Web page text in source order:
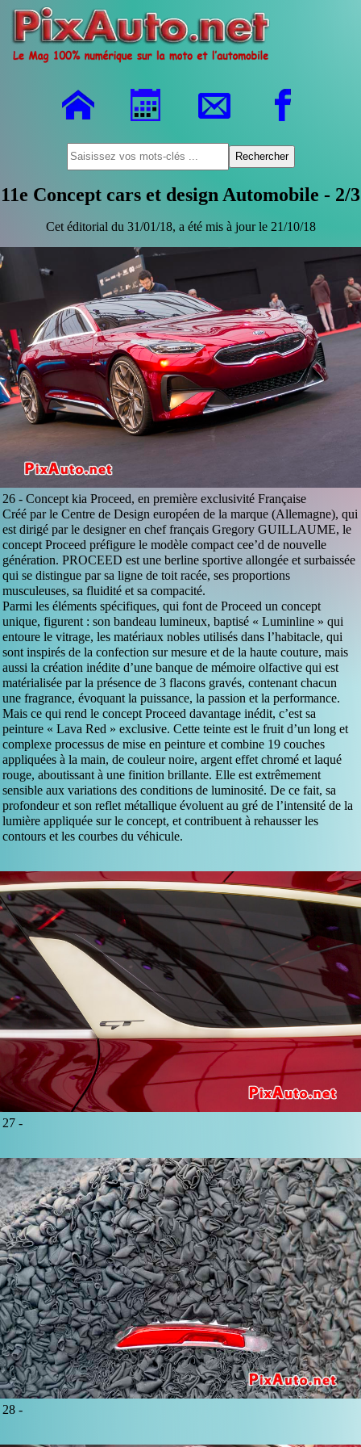
11e Concept cars et design Automobile - 2/3
Cet éditorial du 31/01/18, a été mis à jour le 21/10/18
26 -Concept kia Proceed, en première exclusivité Française
Créé par le Centre de Design européen de la marque (Allemagne), qui
est dirigé par le designer en chef français Gregory GUILLAUME, le
concept Proceed préfigure le modèle compact cee’d de nouvelle
génération. PROCEED est une berline sportive allongée et surbaissée
qui se distingue par sa ligne de toit racée, ses proportions
musculeuses, sa fluidité et sa compacité.
Parmi les éléments spécifiques, qui font de Proceed un concept
unique, figurent : son bandeau lumineux, baptisé « Luminline » qui
entoure le vitrage, les matériaux nobles utilisés dans l’habitacle, qui
sont inspirés de la confection sur mesure et de la haute couture, mais
aussi la création inédite d’une banque de mémoire olfactive qui est
matérialisée par la présence de 3 flacons gravés, contenant chacun
une fragrance, évoquant la puissance, la passion et la performance.
Mais ce qui rend le concept Proceed davantage inédit, c’est sa
peinture « Lava Red » exclusive. Cette teinte est le fruit d’un long et
complexe processus de mise en peinture et combine 19 couches
appliquées à la main, de couleur noire, argent effet chromé et laqué
rouge, aboutissant à une finition brillante. Elle est extrêmement
sensible aux variations des conditions de luminosité. De ce fait, sa
profondeur et son reflet métallique évoluent au gré de l’intensité de la
lumière appliquée sur le concept, et contribuent à rehausser les
contours et les courbes du véhicule.
27 -
28 -